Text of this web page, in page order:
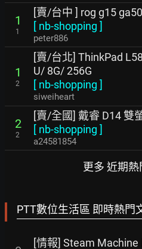
1
1
[賣/台中 ] rog g15
[ nb-shopping ]
peter886
1
2
[賣/台北] ThinkPad
U/ 8G/ 256G
[ nb-shopping ]
siweiheart
2
2
[賣/全國] 戴睿 D14 雙
[ nb-shopping ]
a24581854
更多 近期熱
PTT數位生活區 即時熱門
[情報] Steam